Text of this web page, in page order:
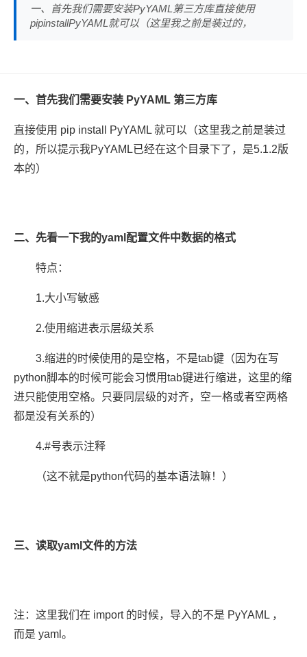
一、首先我们需要安装PyYAML第三方库直接使用
pipinstallPyYAML就可以（这里我之前是装过的，
一、首先我们需要安装 PyYAML 第三方库
直接使用 pip install PyYAML 就可以（这里我之前是装过
的，所以提示我PyYAML已经在这个目录下了，是5.1.2版
本的）
二、先看一下我的yaml配置文件中数据的格式
特点：
1.大小写敏感
2.使用缩进表示层级关系
3.缩进的时候使用的是空格，不是tab键（因为在写
python脚本的时候可能会习惯用tab键进行缩进，这里的缩
进只能使用空格。只要同层级的对齐，空一格或者空两格
都是没有关系的）
4.#号表示注释
（这不就是python代码的基本语法嘛！）
三、读取yaml文件的方法
注：这里我们在 import 的时候，导入的不是 PyYAML ，
而是 yaml。